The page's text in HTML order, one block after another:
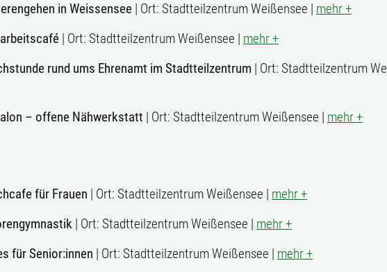
in Weissensee | Ort: Stadtteilzentrum Weißensee | mehr +
| Ort: Stadtteilzentrum Weißensee | mehr +
rund ums Ehrenamt im Stadtteilzentrum | Ort: Stadtteilzentrum
– offene Nähwerkstatt | Ort: Stadtteilzentrum Weißensee | mehr +
für Frauen | Ort: Stadtteilzentrum Weißensee | mehr +
| Ort: Stadtteilzentrum Weißensee | mehr +
für Senior:innen | Ort: Stadtteilzentrum Weißensee | mehr +